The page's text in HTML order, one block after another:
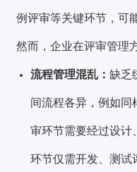
例评审等关键环节，可
然而，企业在评审管理
流程管理混乱：缺乏
间流程各异，例如
审环节需要经过设计
环节仅需开发、测试